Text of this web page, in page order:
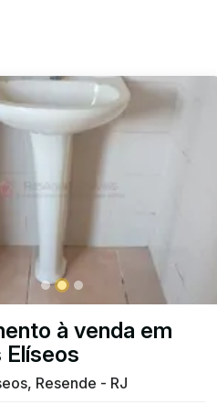
à venda em
Elíseos
Resende - RJ